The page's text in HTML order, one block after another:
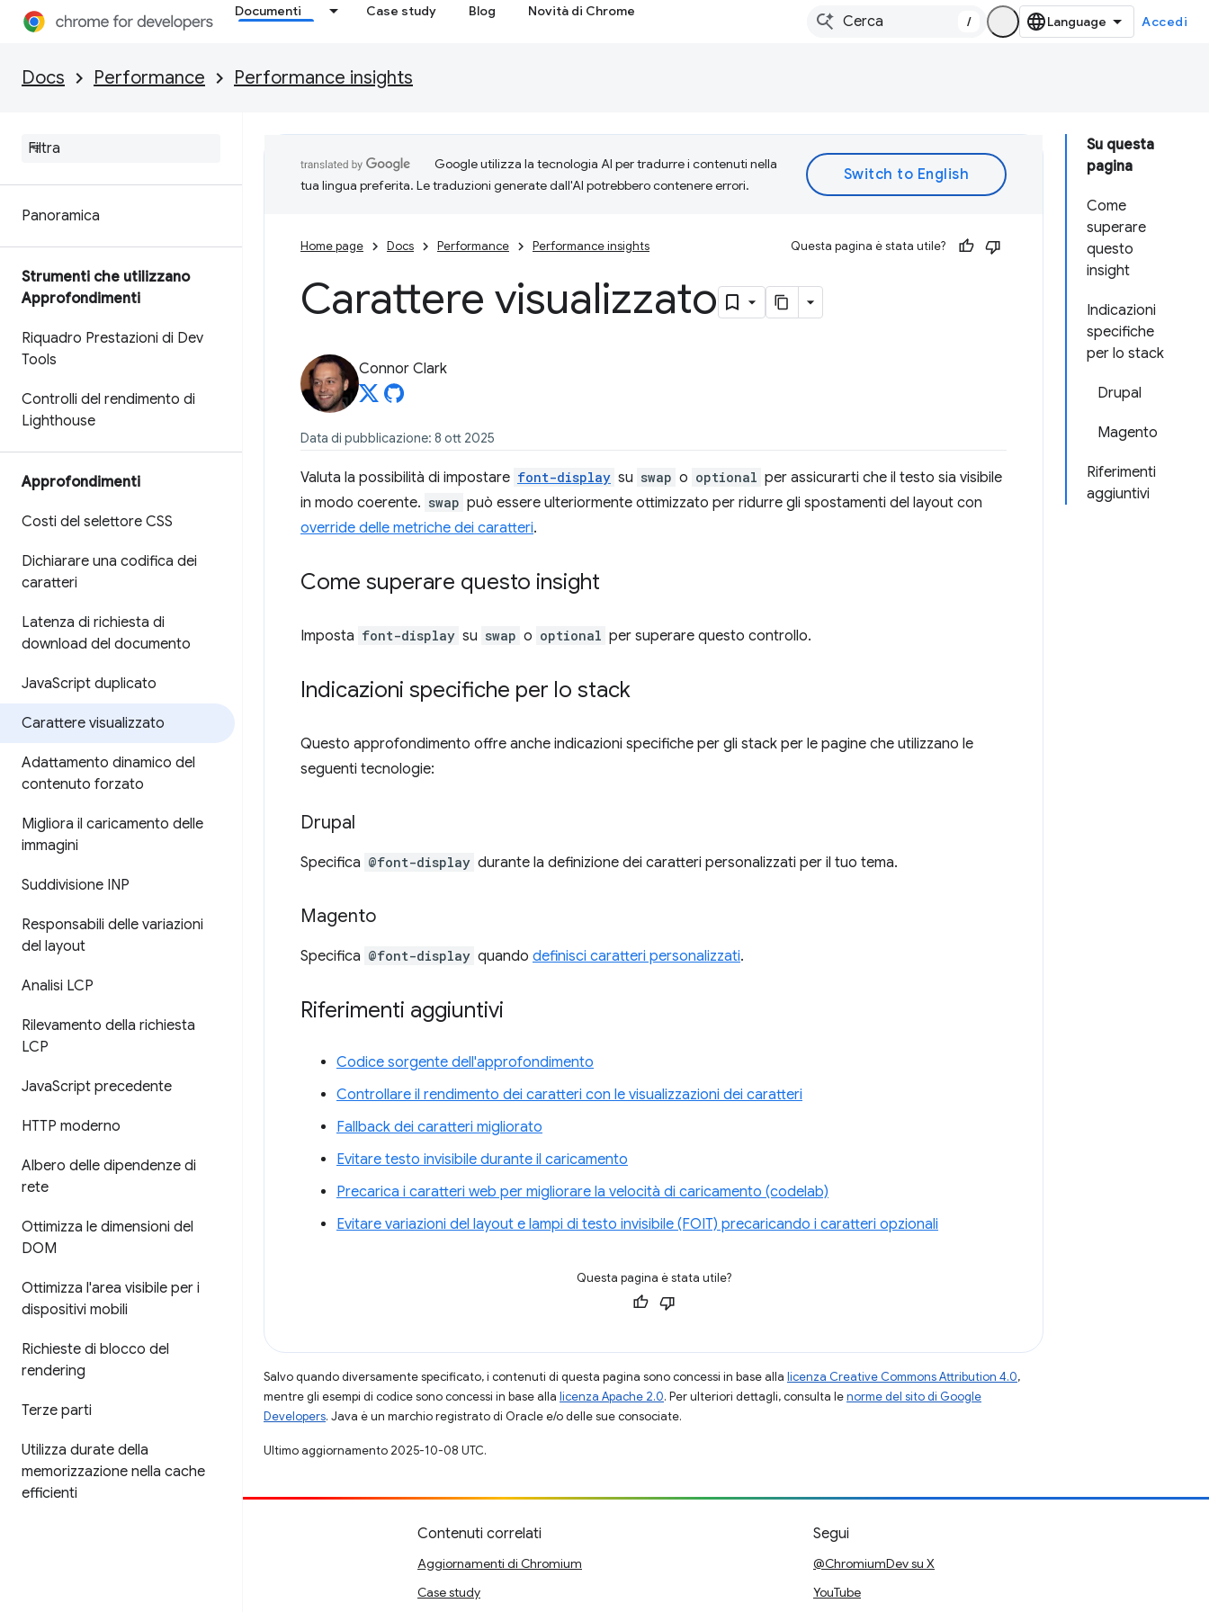
Documenti Case study Blog Novità di Chrome
/ Accedi
Docs Performance Performance insights
Panoramica
Strumenti che utilizzano
Approfondimenti
Riquadro Prestazioni di Dev
Tools
Controlli del rendimento di
Lighthouse
Approfondimenti
Costi del selettore CSS
Dichiarare una codifica dei
caratteri
Latenza di richiesta di
download del documento
JavaScript duplicato
Carattere visualizzato
Adattamento dinamico del
contenuto forzato
Migliora il caricamento delle
immagini
Suddivisione INP
Responsabili delle variazioni
del layout
Analisi LCP
Rilevamento della richiesta
LCP
JavaScript precedente
HTTP moderno
Albero delle dipendenze di
rete
Ottimizza le dimensioni del
DOM
Ottimizza l'area visibile per i
dispositivi mobili
Richieste di blocco del
rendering
Terze parti
Utilizza durate della
memorizzazione nella cache
efficienti
Su questa
pagina
Come
superare
questo
insight
Indicazioni
specifiche
per lo stack
Drupal
Magento
Riferimenti
aggiuntivi
Google utilizza la tecnologia AI per tradurre i contenuti nella
tua lingua preferita. Le traduzioni generate dall'AI potrebbero contenere errori.
Home page Docs Performance Performance insights Questa pagina è stata utile?
Carattere visualizzato
Connor Clark
Data di pubblicazione: 8 ott 2025
Valuta la possibilità di impostare font-display su swap o optional per assicurarti che il testo sia visibile
in modo coerente. swap può essere ulteriormente ottimizzato per ridurre gli spostamenti del layout con
override delle metriche dei caratteri.
Come superare questo insight
Imposta font-display su swap o optional per superare questo controllo.
Indicazioni specifiche per lo stack
Questo approfondimento offre anche indicazioni specifiche per gli stack per le pagine che utilizzano le
seguenti tecnologie:
Drupal
Specifica @font-display durante la definizione dei caratteri personalizzati per il tuo tema.
Magento
Specifica @font-display quando definisci caratteri personalizzati.
Riferimenti aggiuntivi
Codice sorgente dell'approfondimento
Controllare il rendimento dei caratteri con le visualizzazioni dei caratteri
Fallback dei caratteri migliorato
Evitare testo invisibile durante il caricamento
Precarica i caratteri web per migliorare la velocità di caricamento (codelab)
Evitare variazioni del layout e lampi di testo invisibile (FOIT) precaricando i caratteri opzionali
Questa pagina è stata utile?
Salvo quando diversamente specificato, i contenuti di questa pagina sono concessi in base alla licenza Creative Commons Attribution 4.0,
mentre gli esempi di codice sono concessi in base alla licenza Apache 2.0. Per ulteriori dettagli, consulta lenorme del sito di Google
Developers. Java è un marchio registrato di Oracle e/o delle sue consociate.
Ultimo aggiornamento 2025-10-08 UTC.
Contenuti correlati
Aggiornamenti di Chromium
Case study
Segui
@ChromiumDev su X
YouTube